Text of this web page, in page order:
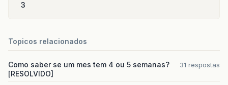
3
Topicos relacionados
Como saber se um mes tem 4 ou 5 semanas?
[RESOLVIDO]
31 respostas